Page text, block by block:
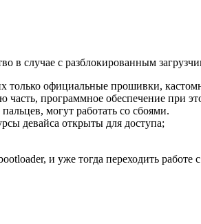
в случае с разблокированным
только официальные прошивки,
часть, программное обеспечение при
могут работать со сбоями.
девайса открыты для доступа;
и уже тогда переходить работе